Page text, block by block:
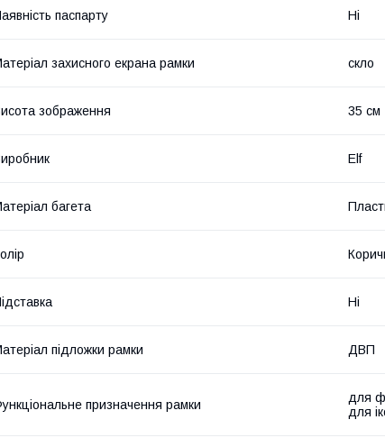
паспарту Ні
захисного екрана рамки скло
зображення 35 см
Elf
багета
Ні
підложки рамки ДВП
призначення рамки
для
для